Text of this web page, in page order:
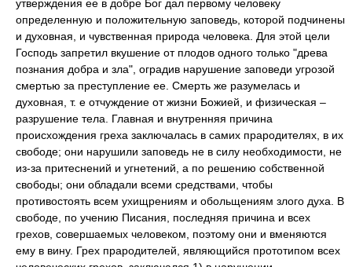
утверждения ее в добре Бог дал первому человеку
определенную и положительную заповедь, которой подчинены
и духовная, и чувственная природа человека. Для этой цели
Господь запретил вкушение от плодов одного только "древа
познания добра и зла", оградив нарушение заповеди угрозой
смертью за преступление ее. Смерть же разумелась и
духовная, т. е отчуждение от жизни Божией, и физическая –
разрушение тела. Главная и внутренняя причина
происхождения греха заключалась в самих прародителях, в их
свободе; они нарушили заповедь не в силу необходимости, не
из-за притеснений и угнетений, а по решению собственной
свободы; они обладали всеми средствами, чтобы
противостоять всем ухищрениям и обольщениям злого духа. В
свободе, по учению Писания, последняя причина и всех
грехов, совершаемых человеком, поэтому они и вменяются
ему в вину. Грех прародителей, являющийся прототипом всех